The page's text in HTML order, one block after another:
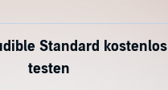
Standard kostenlos
testen